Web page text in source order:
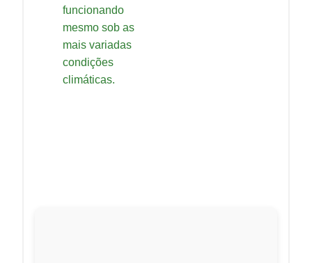
funcionando
mesmo sob as
mais variadas
condições
climáticas.